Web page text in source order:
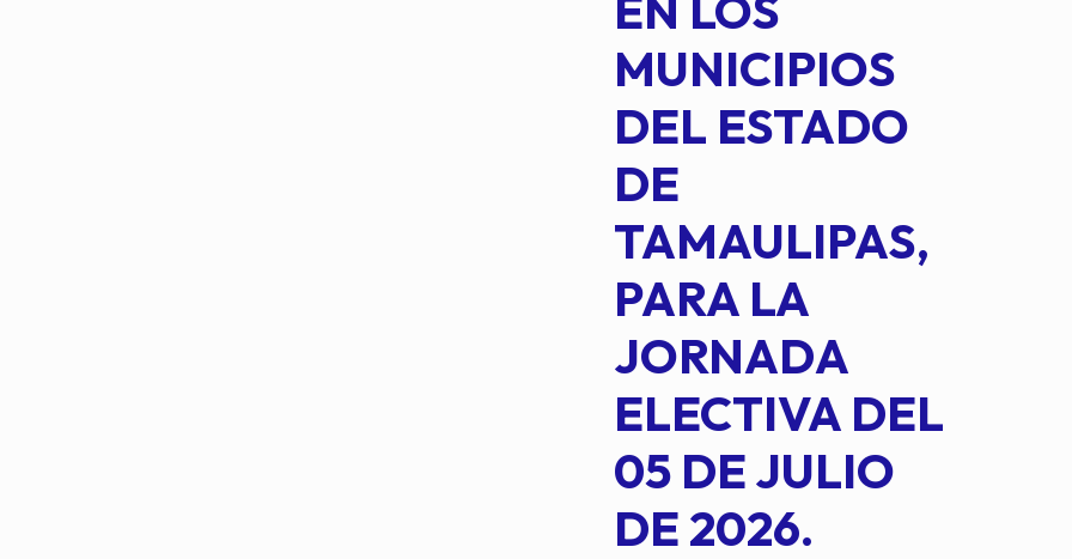
MUNICIPIOS
DEL ESTADO
DE
TAMAULIPAS,
PARA LA
JORNADA
ELECTIVA DEL
05 DE JULIO
DE 2026.